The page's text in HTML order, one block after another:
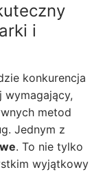
i
konkurencja
wymagający,
metod
Jednym z
. To nie tylko
wyjątkowy